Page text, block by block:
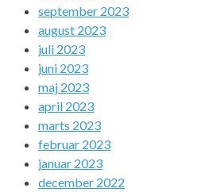
september 2023
august 2023
juli 2023
juni 2023
maj 2023
april 2023
marts 2023
februar 2023
januar 2023
december 2022